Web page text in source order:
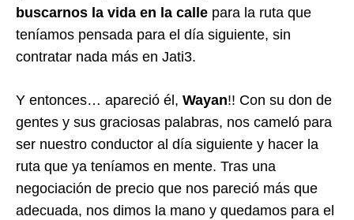
buscarnos la vida en la calle para la ruta que
teníamos pensada para el día siguiente, sin
contratar nada más en Jati3.
Y entonces… apareció él, Wayan!! Con su don de
gentes y sus graciosas palabras, nos cameló para
ser nuestro conductor al día siguiente y hacer la
ruta que ya teníamos en mente. Tras una
negociación de precio que nos pareció más que
adecuada, nos dimos la mano y quedamos para el